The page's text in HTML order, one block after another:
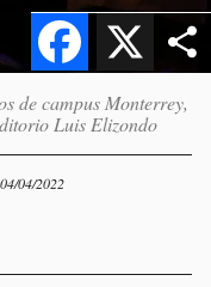
X
Facebook
de campus Monterrey,
Luis Elizondo
04/2022